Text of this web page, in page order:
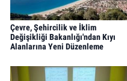
Çevre, Şehircilik ve İklim
Değişikliği Bakanlığı'ndan Kıyı
Alanlarına Yeni Düzenleme